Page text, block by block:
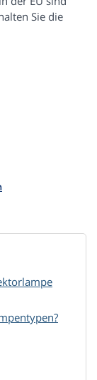
Sie die